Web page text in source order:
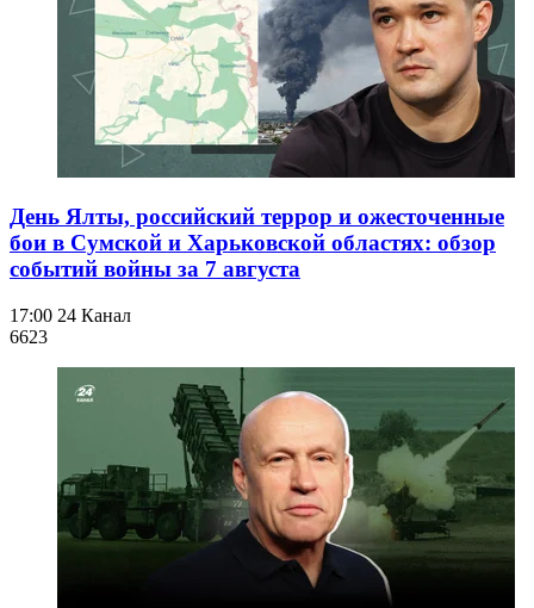
День Ялты, российский террор и ожесточенные
бои в Сумской и Харьковской областях: обзор
событий войны за 7 августа
17:00 24 Канал
6623